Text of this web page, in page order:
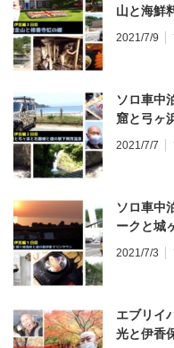
山と海鮮
2021/7/9
ソロ車中
窟と弓ヶ
2021/7/7
ソロ車中
ークと城
2021/7/3
エブリイ
光と伊香